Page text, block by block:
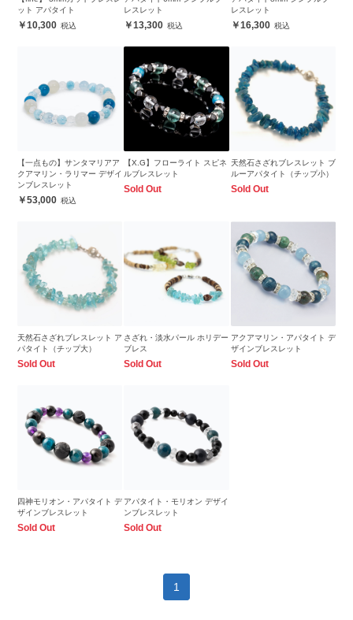
ット アパタイト
10,300
レスレット
13,300
レスレット
16,300
【一点もの】サンタマリアア
クアマリン・ラリマー デザイ
ンブレスレット
53,000
【X.G】フローライト スピネ
ルブレスレット
Sold Out
天然石さざれブレスレット ブ
ルーアパタイト（チップ小）
Sold Out
天然石さざれブレスレット ア
パタイト（チップ大）
Sold Out
さざれ・淡水パール ホリデー
ブレス
Sold Out
アクアマリン・アパタイト デ
ザインブレスレット
Sold Out
四神モリオン・アパタイト デ
ザインブレスレット
Sold Out
アパタイト・モリオン デザイ
ンブレスレット
Sold Out
1